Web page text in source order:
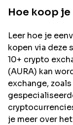
Hoe koop je
Leer hoe je
kopen via deze
10+ crypto
(AURA) kan
exchange,
je meer over